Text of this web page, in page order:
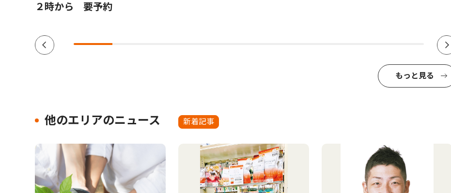
２時から 要予約
もっと見る
他のエリアのニュース 新着記事